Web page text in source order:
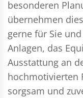
besonderen
übernehmen
gerne für Sie
Anlagen, das
Ausstattung an
hochmotivierten
sorgsam und